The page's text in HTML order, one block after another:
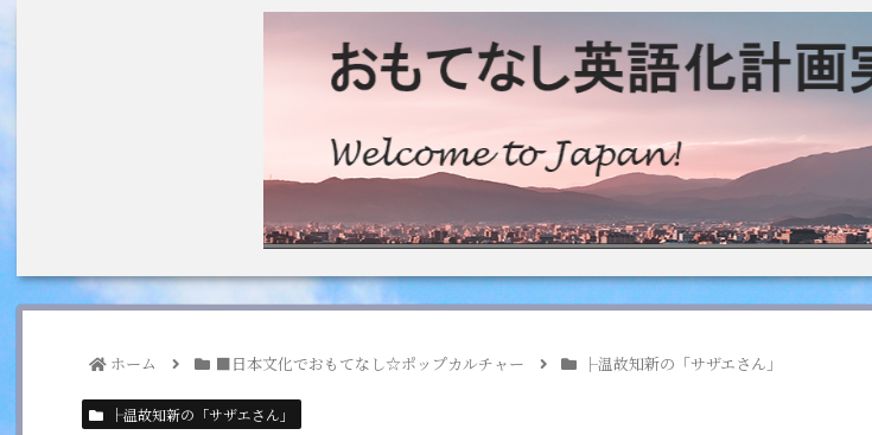
ホーム ■日本文化でおもてなし☆ポップカルチャー ├温故知新の「サザエさん」
├温故知新の「サザエさん」